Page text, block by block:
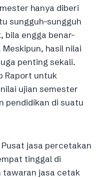
hanya diberi
sungguh-sungguh
bila engga benar-
hasil nilai
penting sekali.
Raport untuk
ujian semester
pendidikan di suatu
jasa percetakan
tinggal di
tawaran jasa cetak